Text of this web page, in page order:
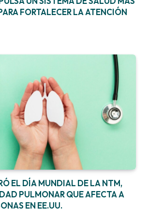
FORTALECER LA ATENCIÓN
EL DÍA MUNDIAL DE LA NTM,
PULMONAR QUE AFECTA A
EN EE.UU.